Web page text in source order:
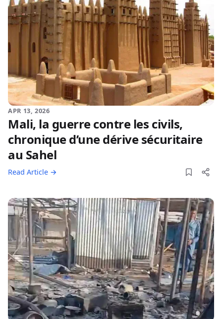
APR 13, 2026
Mali, la guerre contre les civils,
chronique d’une dérive sécuritaire
au Sahel
Read Article →